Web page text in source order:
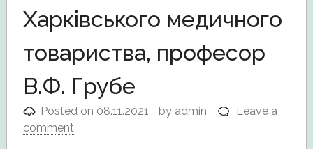
Харківського медичного
товариства, професор
В.Ф. Грубе
Posted on 08.11.2021 by admin
Leave a
comment